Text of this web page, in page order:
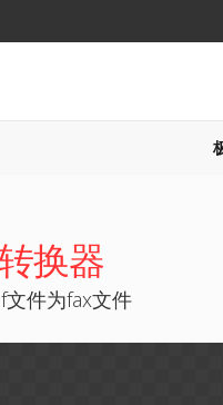
换器
件为fax文件